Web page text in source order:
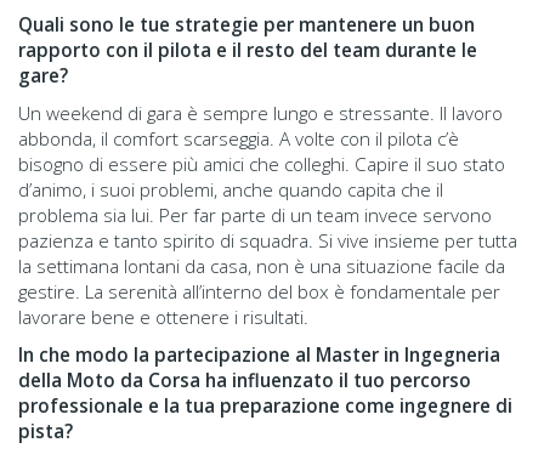
Quali sono le tue strategie per mantenere un buon
rapporto con il pilota e il resto del team durante le
gare?
Un weekend di gara è sempre lungo e stressante. Il lavoro
abbonda, il comfort scarseggia. A volte con il pilota c’è
bisogno di essere più amici che colleghi. Capire il suo stato
d’animo, i suoi problemi, anche quando capita che il
problema sia lui. Per far parte di un team invece servono
pazienza e tanto spirito di squadra. Si vive insieme per tutta
la settimana lontani da casa, non è una situazione facile da
gestire. La serenità all’interno del box è fondamentale per
lavorare bene e ottenere i risultati.
In che modo la partecipazione al Master in Ingegneria
della Moto da Corsa ha influenzato il tuo percorso
professionale e la tua preparazione come ingegnere di
pista?